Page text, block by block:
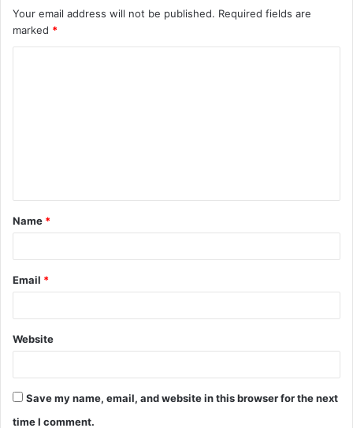
Your email address will not be published. Required fields are
marked *
t
*
Name *
Email *
Website
Save my name, email, and website in this browser for the next
time I comment.